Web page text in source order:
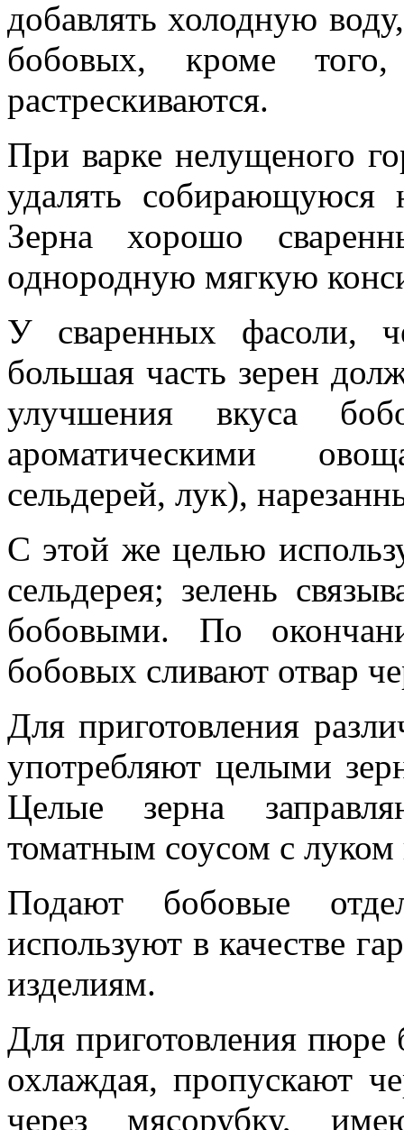
добавлять холодную
бобовых, кроме
растрескиваются.
При варке нелущеного
удалять собирающуюся
Зерна хорошо
однородную мягкую
У сваренных фасоли,
большая часть зерен
улучшения вкуса
ароматическими
сельдерей, лук),
С этой же целью
сельдерея; зелень
бобовыми. По
бобовых сливают отвар
Для приготовления
употребляют целыми
Целые зерна
томатным соусом с луком
Подают бобовые
используют в качестве
изделиям.
Для приготовления пюре
охлаждая, пропускают
через мясорубку,